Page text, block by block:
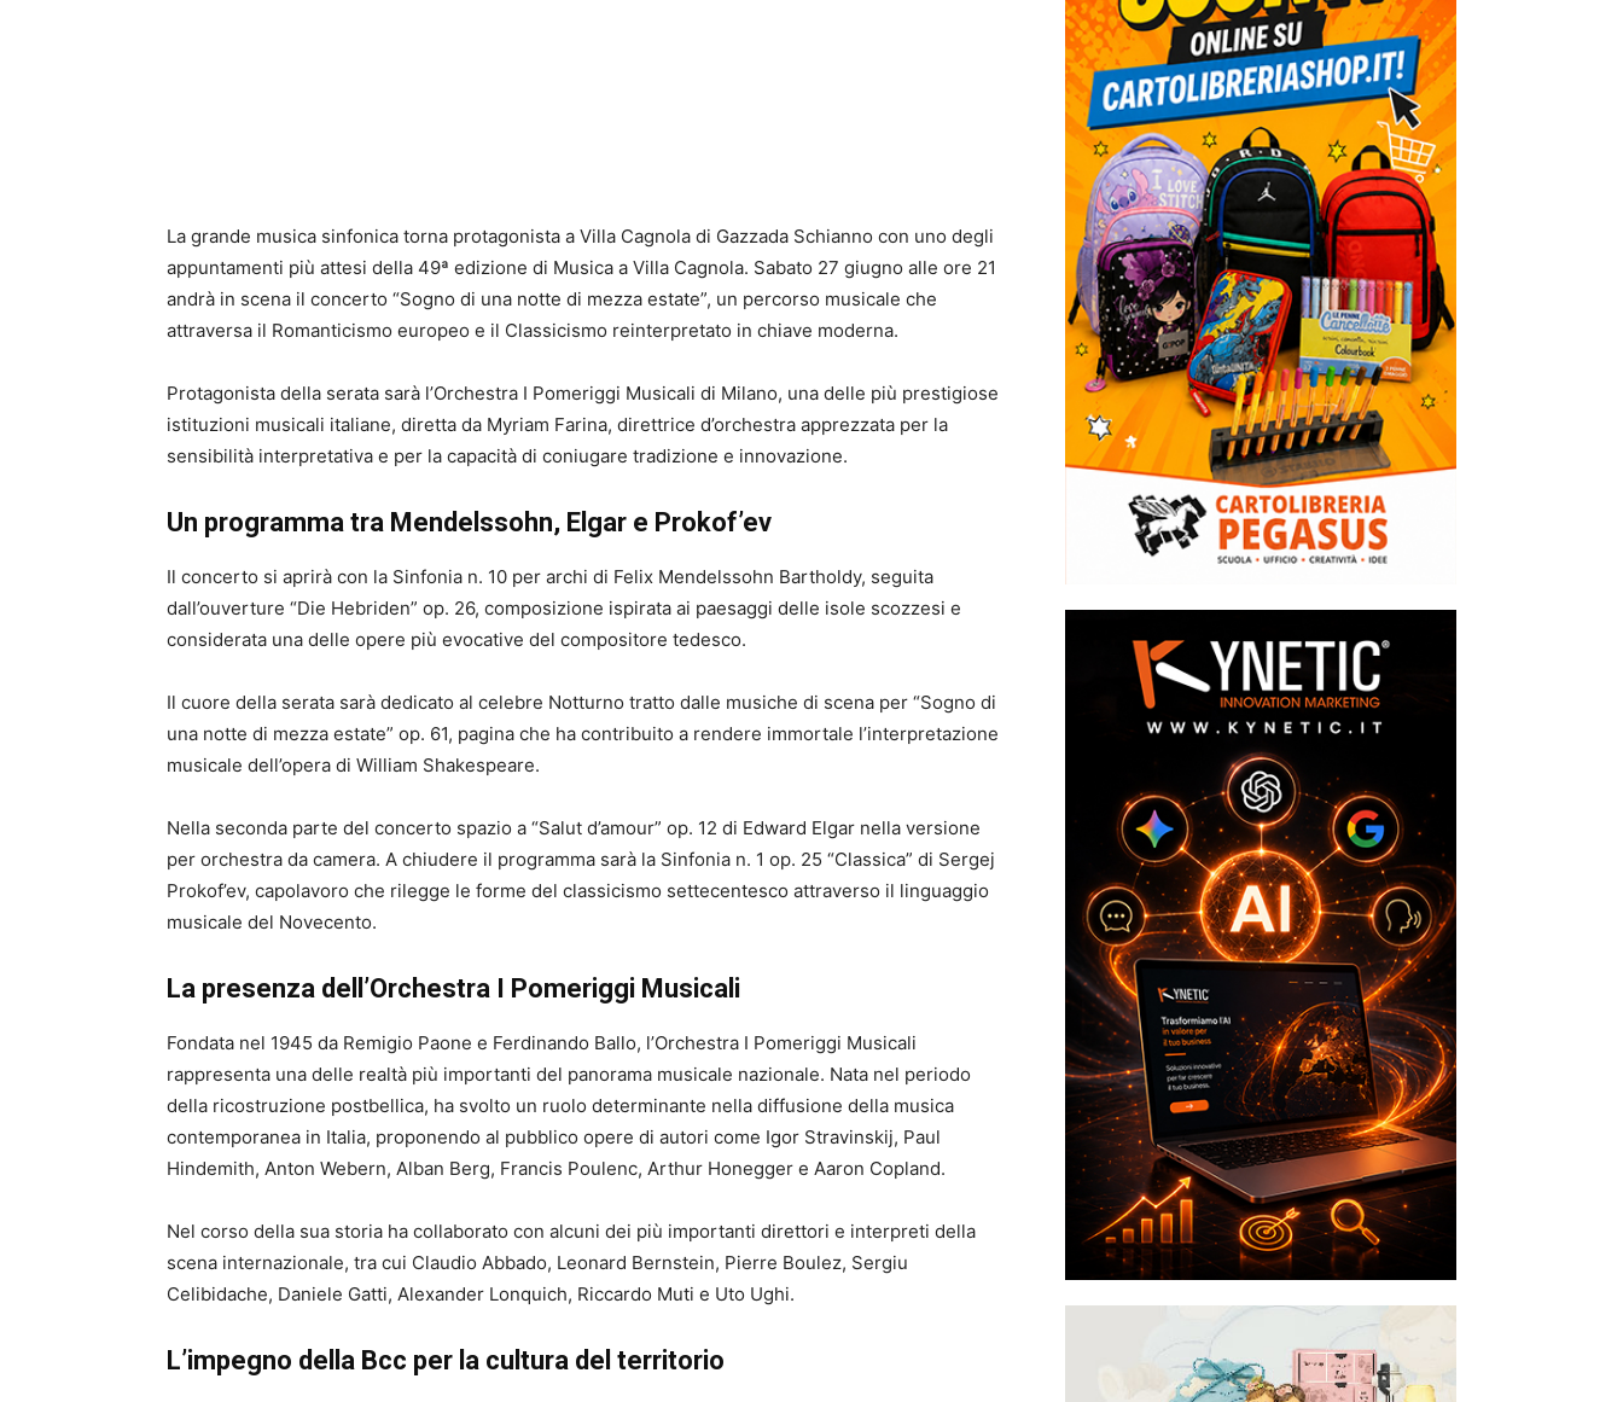
La grande musica sinfonica torna protagonista a Villa Cagnola di Gazzada Schianno con uno degli
appuntamenti più attesi della 49ª edizione di Musica a Villa Cagnola. Sabato 27 giugno alle ore 21
andrà in scena il concerto “Sogno di una notte di mezza estate”, un percorso musicale che
attraversa il Romanticismo europeo e il Classicismo reinterpretato in chiave moderna.
Protagonista della serata sarà l’Orchestra I Pomeriggi Musicali di Milano, una delle più prestigiose
istituzioni musicali italiane, diretta da Myriam Farina, direttrice d’orchestra apprezzata per la
sensibilità interpretativa e per la capacità di coniugare tradizione e innovazione.
Un programma tra Mendelssohn, Elgar e Prokof’ev
Il concerto si aprirà con la Sinfonia n. 10 per archi di Felix Mendelssohn Bartholdy, seguita
dall’ouverture “Die Hebriden” op. 26, composizione ispirata ai paesaggi delle isole scozzesi e
considerata una delle opere più evocative del compositore tedesco.
Il cuore della serata sarà dedicato al celebre Notturno tratto dalle musiche di scena per “Sogno di
una notte di mezza estate” op. 61, pagina che ha contribuito a rendere immortale l’interpretazione
musicale dell’opera di William Shakespeare.
Nella seconda parte del concerto spazio a “Salut d’amour” op. 12 di Edward Elgar nella versione
per orchestra da camera. A chiudere il programma sarà la Sinfonia n. 1 op. 25 “Classica” di Sergej
Prokof’ev, capolavoro che rilegge le forme del classicismo settecentesco attraverso il linguaggio
musicale del Novecento.
La presenza dell’Orchestra I Pomeriggi Musicali
Fondata nel 1945 da Remigio Paone e Ferdinando Ballo, l’Orchestra I Pomeriggi Musicali
rappresenta una delle realtà più importanti del panorama musicale nazionale. Nata nel periodo
della ricostruzione postbellica, ha svolto un ruolo determinante nella diffusione della musica
contemporanea in Italia, proponendo al pubblico opere di autori come Igor Stravinskij, Paul
Hindemith, Anton Webern, Alban Berg, Francis Poulenc, Arthur Honegger e Aaron Copland.
Nel corso della sua storia ha collaborato con alcuni dei più importanti direttori e interpreti della
scena internazionale, tra cui Claudio Abbado, Leonard Bernstein, Pierre Boulez, Sergiu
Celibidache, Daniele Gatti, Alexander Lonquich, Riccardo Muti e Uto Ughi.
L’impegno della Bcc per la cultura del territorio